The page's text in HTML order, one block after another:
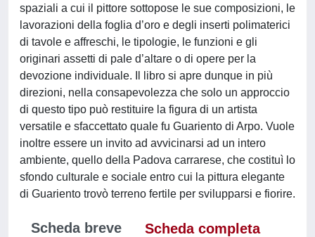
spaziali a cui il pittore sottopose le sue composizioni, le
lavorazioni della foglia d’oro e degli inserti polimaterici
di tavole e affreschi, le tipologie, le funzioni e gli
originari assetti di pale d’altare o di opere per la
devozione individuale. Il libro si apre dunque in più
direzioni, nella consapevolezza che solo un approccio
di questo tipo può restituire la figura di un artista
versatile e sfaccettato quale fu Guariento di Arpo. Vuole
inoltre essere un invito ad avvicinarsi ad un intero
ambiente, quello della Padova carrarese, che costituì lo
sfondo culturale e sociale entro cui la pittura elegante
di Guariento trovò terreno fertile per svilupparsi e fiorire.
Scheda breve
Scheda completa